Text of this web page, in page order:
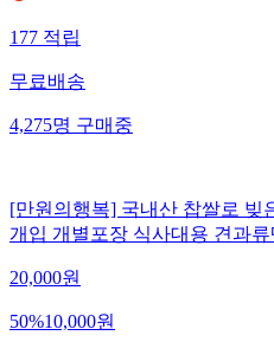
177 적립
무료배송
4,275명 구매중
[만원의행복] 국내산 찹쌀로 빚
개입 개별포장 식사대용 견과
20,000원
50%10,000원